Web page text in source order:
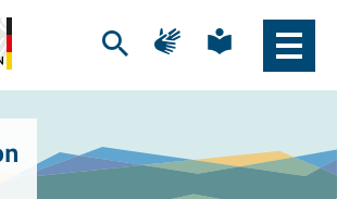
Suche
Zur
Seite
Seite
Sprache
öffnen